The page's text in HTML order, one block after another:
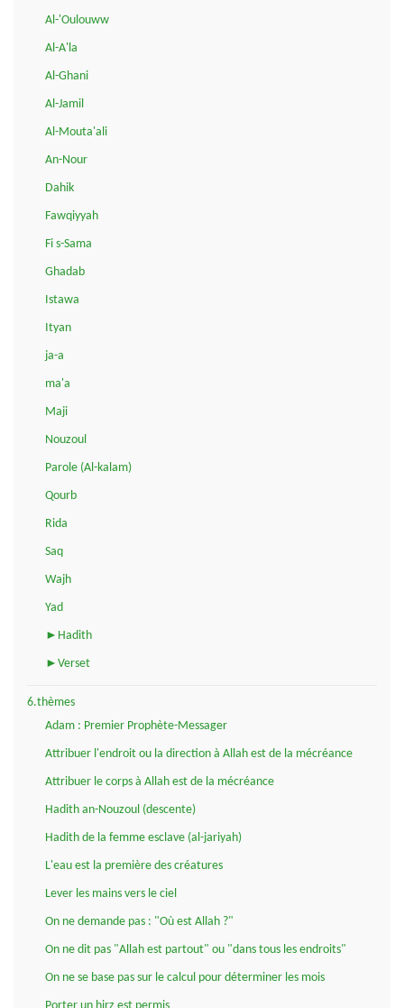
Al-'Oulouww
Al-A'la
Al-Ghani
Al-Jamil
Al-Mouta'ali
An-Nour
Dahik
Fawqiyyah
Fi s-Sama
Ghadab
Istawa
Ityan
ja-a
ma'a
Maji
Nouzoul
Parole (Al-kalam)
Qourb
Rida
Saq
Wajh
Yad
►Hadith
►Verset
6.thèmes
Adam : Premier Prophète-Messager
Attribuer l'endroit ou la direction à Allah est de la mécréance
Attribuer le corps à Allah est de la mécréance
Hadith an-Nouzoul (descente)
Hadith de la femme esclave (al-jariyah)
L'eau est la première des créatures
Lever les mains vers le ciel
On ne demande pas : "Où est Allah ?"
On ne dit pas "Allah est partout" ou "dans tous les endroits"
On ne se base pas sur le calcul pour déterminer les mois